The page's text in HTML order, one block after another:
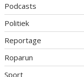
Podcasts
Politiek
Reportage
Roparun
Sport